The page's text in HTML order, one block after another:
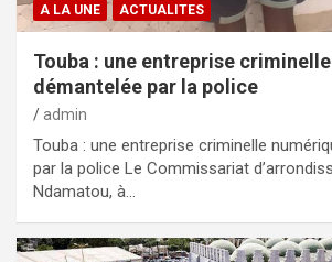
A LA UNE ACTUALITES
Touba : une entreprise
démantelée par la police
admin
Touba : une entreprise criminelle
par la police Le Commissariat
Ndamatou, à…